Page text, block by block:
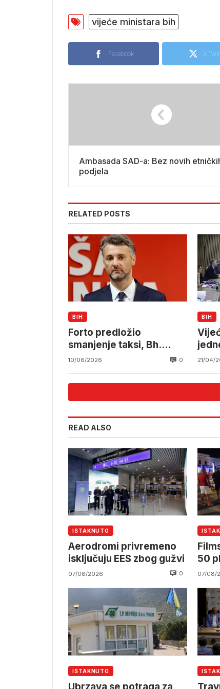
vijeće ministara bih
Facebook X
Ambasada SAD-a: Bez novih
podjela
RELATED POSTS
BIH
Forto predložio
smanjenje taksi, Bh.
prijevoznici mogli bi
milion KM
10/06/2026 0
BIH
21/04/
READ ALSO
ISTAKNUTO
Aerodromi privremeno
isključuju EES zbog gužvi
07/08/2026 0
50
07/08/
ISTAKNUTO
Ubrzava se potraga za